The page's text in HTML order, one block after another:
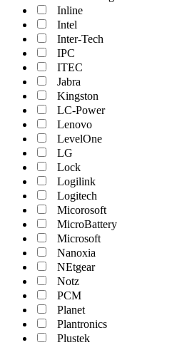
Inline
Intel
Inter-Tech
IPC
ITEC
Jabra
Kingston
LC-Power
Lenovo
LevelOne
LG
Lock
Logilink
Logitech
Micorosoft
MicroBattery
Microsoft
Nanoxia
NEtgear
Notz
PCM
Planet
Plantronics
Plustek